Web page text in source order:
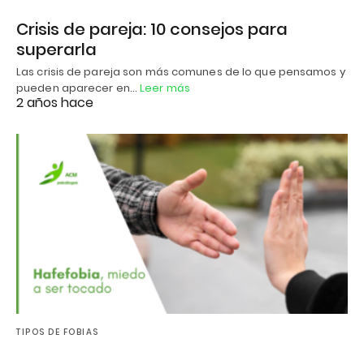
Crisis de pareja: 10 consejos para
superarla
Las crisis de pareja son más comunes de lo que pensamos y
pueden aparecer en… Leer más
2 años hace
TIPOS DE FOBIAS